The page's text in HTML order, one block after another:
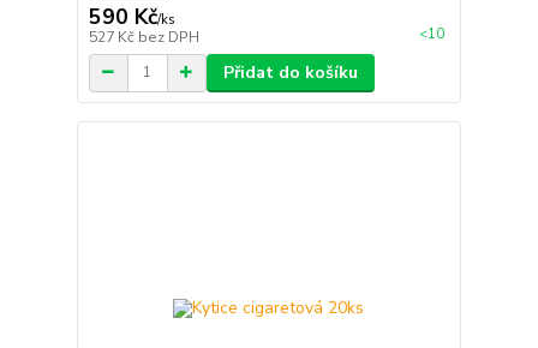
590 Kč/ks
527 Kč bez DPH <10
Přidat do košíku